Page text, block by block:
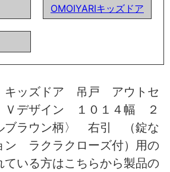
OMOIYARIキッズドア
キッズドア 吊戸 アウトセ
デザイン １０１４幅 ２
ブラウン柄〉 右引 （錠な
ラクラクローズ付）用の
ている方はこちらから製品の